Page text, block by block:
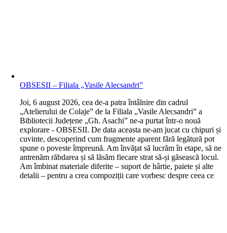
OBSESII – Filiala „Vasile Alecsandri”
Joi, 6 august 2026, cea de-a patra întâlnire din cadrul
„Atelierului de Colaje” de la Filiala „Vasile Alecsandri” a
Bibliotecii Județene „Gh. Asachi” ne-a purtat într-o nouă
explorare - OBSESII. De data aceasta ne-am jucat cu chipuri și
cuvinte, descoperind cum fragmente aparent fără legătură pot
spune o poveste împreună. Am învățat să lucrăm în etape, să ne
antrenăm răbdarea și să lăsăm fiecare strat să-și găsească locul.
Am îmbinat materiale diferite – suport de hârtie, paiete și alte
detalii – pentru a crea compoziții care vorbesc despre ceea ce